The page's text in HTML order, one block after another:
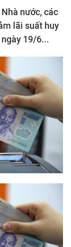
nước, các
lãi suất huy
19/6...